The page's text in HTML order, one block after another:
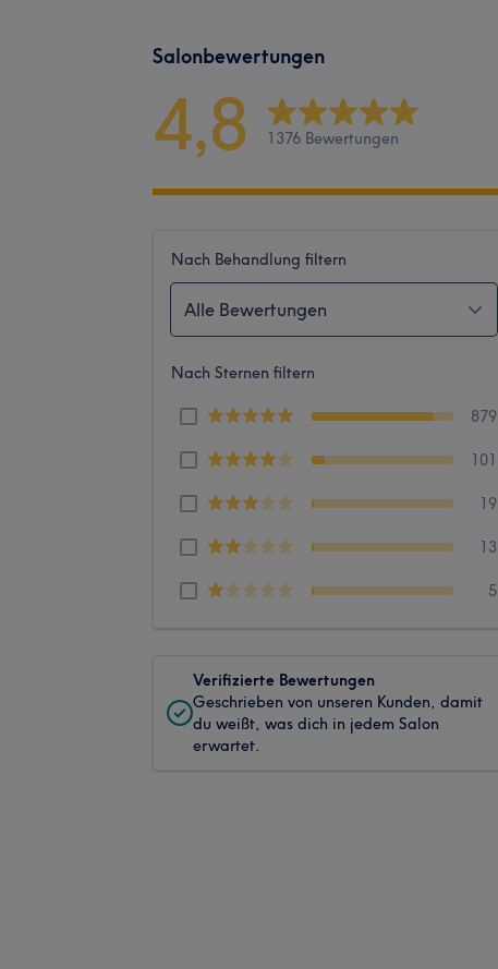
Salonbewertungen
4,8 1376 Bewertungen
Nach Behandlung filtern
Alle Bewertungen
Nach Sternen filtern
879
101
19
13
5
Verifizierte Bewertungen
Geschrieben von unseren Kunden, damit
du weißt, was dich in jedem Salon
erwartet.